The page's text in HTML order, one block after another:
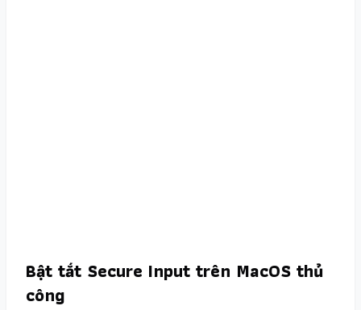
Bật tắt Secure Input trên MacOS thủ
công